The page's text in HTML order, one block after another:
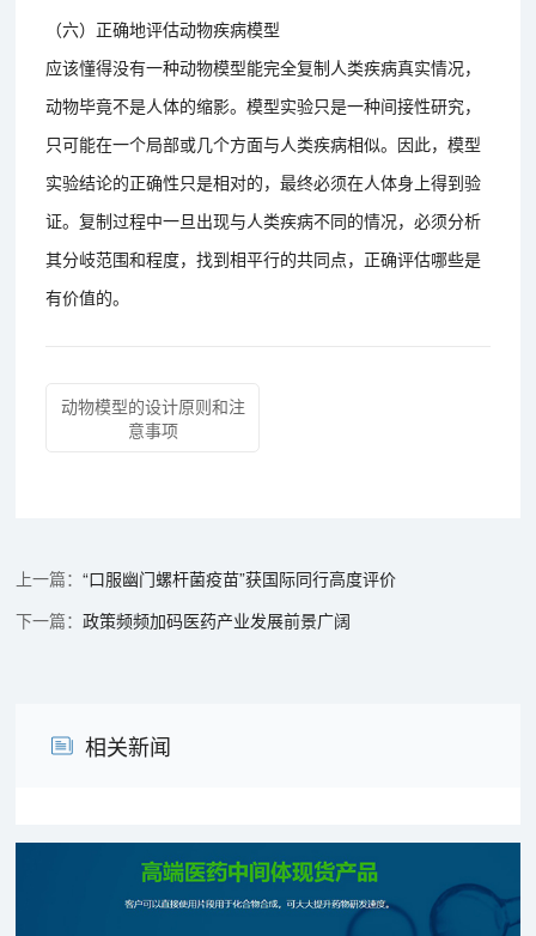
（六）正确地评估动物疾病模型
应该懂得没有一种动物模型能完全复制人类疾病真实情况，
动物毕竟不是人体的缩影。模型实验只是一种间接性研究，
只可能在一个局部或几个方面与人类疾病相似。因此，模型
实验结论的正确性只是相对的，最终必须在人体身上得到验
证。复制过程中一旦出现与人类疾病不同的情况，必须分析
其分岐范围和程度，找到相平行的共同点，正确评估哪些是
有价值的。
动物模型的设计原则和注
意事项
“口服幽门螺杆菌疫苗”获国际同行高度评价
政策频频加码医药产业发展前景广阔
相关新闻